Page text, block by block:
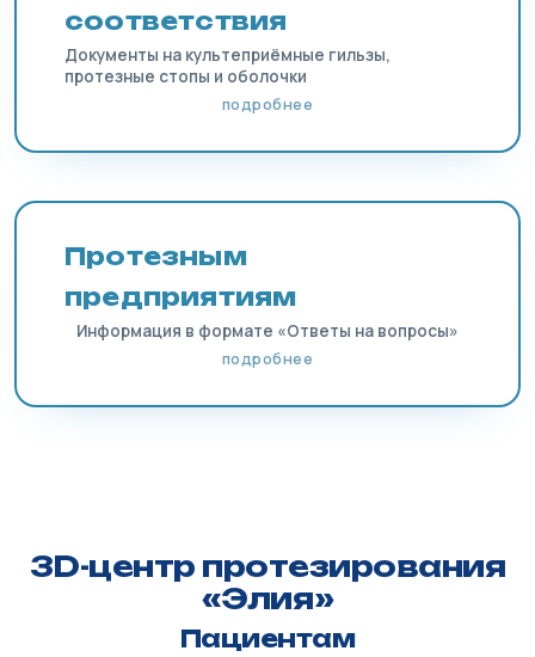
соответствия
Документы на культеприёмные гильзы,
протезные стопы и оболочки
подробнее
Протезным
предприятиям
Информация в формате «Ответы на вопросы»
подробнее
3D-центр протезирования
«Элия»
Пациентам